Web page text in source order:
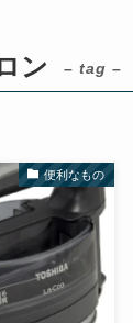
ン – tag –
便利なもの